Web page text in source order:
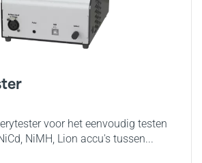
voor het eenvoudig testen
NiMH, Lion accu's tussen...